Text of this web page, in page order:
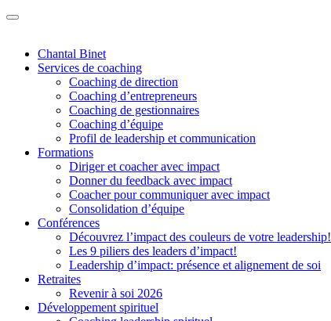
Chantal Binet
Services de coaching
Coaching de direction
Coaching d’entrepreneurs
Coaching de gestionnaires
Coaching d’équipe
Profil de leadership et communication
Formations
Diriger et coacher avec impact
Donner du feedback avec impact
Coacher pour communiquer avec impact
Consolidation d’équipe
Conférences
Découvrez l’impact des couleurs de votre leadership!
Les 9 piliers des leaders d’impact!
Leadership d’impact: présence et alignement de soi
Retraites
Revenir à soi 2026
Développement spirituel